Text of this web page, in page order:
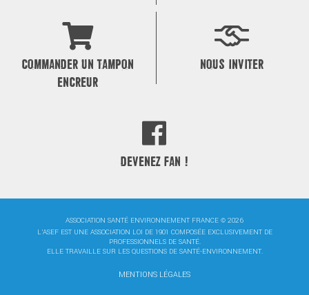
COMMANDER UN TAMPON
ENCREUR
NOUS INVITER
DEVENEZ FAN !
ASSOCIATION SANTÉ ENVIRONNEMENT FRANCE © 2026
L'ASEF EST UNE ASSOCIATION LOI DE 1901 COMPOSÉE EXCLUSIVEMENT DE
PROFESSIONNELS DE SANTÉ.
ELLE TRAVAILLE SUR LES QUESTIONS DE SANTÉ-ENVIRONNEMENT.
MENTIONS LÉGALES